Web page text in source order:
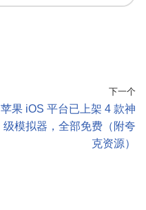
下一个
苹果 iOS 平台已上架 4 款神
级模拟器，全部免费（附夸
克资源）